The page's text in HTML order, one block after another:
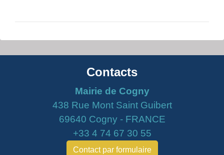
Contacts
Mairie de Cogny
438 Rue Mont Saint Guibert
69640 Cogny - FRANCE
+33 4 74 67 30 55
Contact par formulaire